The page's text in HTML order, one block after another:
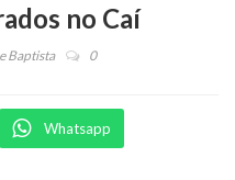
no Caí
Baptista 0
Whatsapp